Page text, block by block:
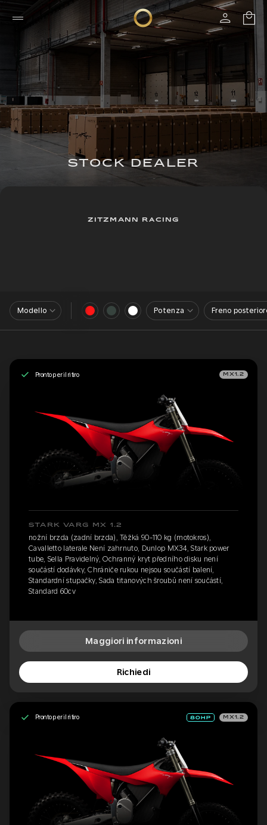
STOCK DEALER
ZITZMANN RACING
Modello Potenza Freno
Pronto per il ritiro MX1.2
STARK VARG MX 1.2
nožní brzda (zadní brzda), Těžká 90-110 kg (motokros),
Cavalletto laterale Není zahrnuto, Dunlop MX34, Stark power
tube, Sella Pravidelný, Ochranný kryt předního disku není
součástí dodávky, Chrániče rukou nejsou součástí balení,
Standardní stupačky, Sada titanových šroubů není součástí,
Standard 60cv
Maggiori informazioni
Richiedi
Pronto per il ritiro MX1.2